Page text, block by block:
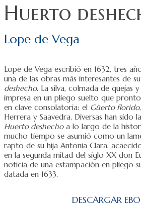
Huerto
Lope de Vega
Lope de Vega escribió en 1632, tres
una de las obras más interesantes de
deshecho. La silva, colmada de quejas
impresa en un pliego suelto que
en clave consolatoria: el Güerto florido
Herrera y Saavedra. Diversas han sido
Huerto deshechoa lo largo de la
mucho tiempo se asumió como un
rapto de su hija Antonia Clara,
en la segunda mitad del siglo XX don
noticia de una estampación en pliego
datada en 1633.
DESCARGAR